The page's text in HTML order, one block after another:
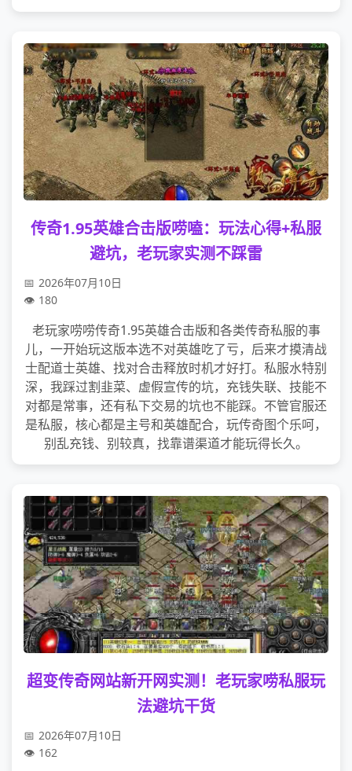
传奇1.95英雄合击版唠嗑：玩法心得+私服
避坑，老玩家实测不踩雷
2026年07月10日
180
老玩家唠唠传奇1.95英雄合击版和各类传奇私服的事
儿，一开始玩这版本选不对英雄吃了亏，后来才摸清战
士配道士英雄、找对合击释放时机才好打。私服水特别
深，我踩过割韭菜、虚假宣传的坑，充钱失联、技能不
对都是常事，还有私下交易的坑也不能踩。不管官服还
是私服，核心都是主号和英雄配合，玩传奇图个乐呵，
别乱充钱、别较真，找靠谱渠道才能玩得长久。
超变传奇网站新开网实测！老玩家唠私服玩
法避坑干货
2026年07月10日
162